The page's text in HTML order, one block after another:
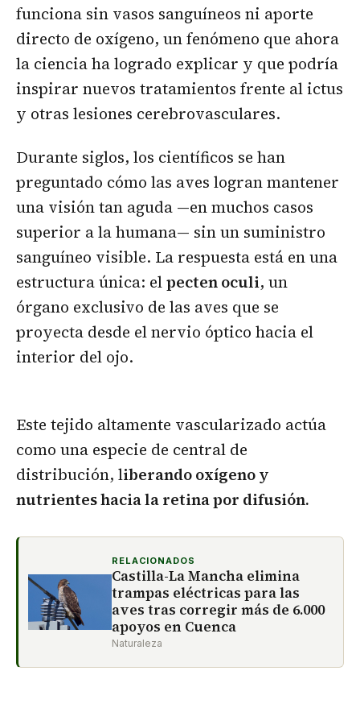
funciona sin vasos sanguíneos ni aporte
directo de oxígeno, un fenómeno que ahora
la ciencia ha logrado explicar y que podría
inspirar nuevos tratamientos frente al ictus
y otras lesiones cerebrovasculares.
Durante siglos, los científicos se han
preguntado cómo las aves logran mantener
una visión tan aguda —en muchos casos
superior a la humana— sin un suministro
sanguíneo visible. La respuesta está en una
estructura única: elpecten oculi, un
órgano exclusivo de las aves que se
proyecta desde el nervio óptico hacia el
interior del ojo.
Este tejido altamente vascularizado actúa
como una especie de central de
distribución, liberando oxígeno y
nutrientes hacia la retina por difusión.
RELACIONADOS
Castilla-La Mancha elimina
trampas eléctricas para las
aves tras corregir más de 6.000
apoyos en Cuenca
Naturaleza